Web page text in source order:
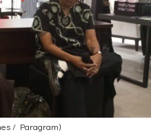
/ Paragram)